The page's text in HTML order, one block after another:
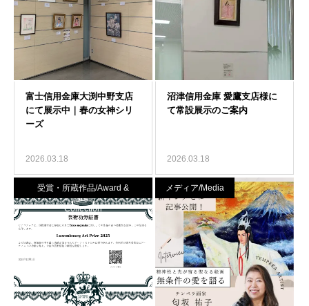
2026.03.18 2026.03.18
受賞・所蔵作品/Award &
Collection
メディア/Media